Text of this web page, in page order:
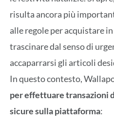
risulta ancora più
alle regole per acquistare
trascinare dal senso di
accaparrarsi gli articoli
In questo contesto,
per effettuare transazioni
sicure sulla piattaforma: